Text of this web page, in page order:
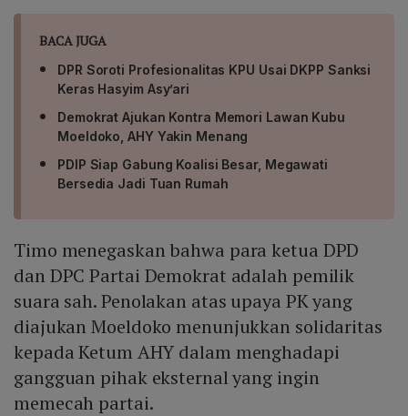
BACA JUGA
DPR Soroti Profesionalitas KPU Usai DKPP Sanksi
Keras Hasyim Asy’ari
Demokrat Ajukan Kontra Memori Lawan Kubu
Moeldoko, AHY Yakin Menang
PDIP Siap Gabung Koalisi Besar, Megawati
Bersedia Jadi Tuan Rumah
Timo menegaskan bahwa para ketua DPD
dan DPC Partai Demokrat adalah pemilik
suara sah. Penolakan atas upaya PK yang
diajukan Moeldoko menunjukkan solidaritas
kepada Ketum AHY dalam menghadapi
gangguan pihak eksternal yang ingin
memecah partai.